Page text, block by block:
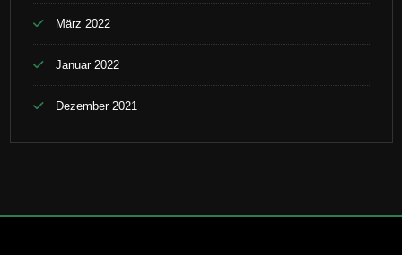
März 2022
Januar 2022
Dezember 2021